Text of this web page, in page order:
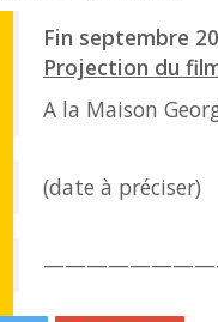
Fin septembre
Projection du
A la Maison
(date à préciser)